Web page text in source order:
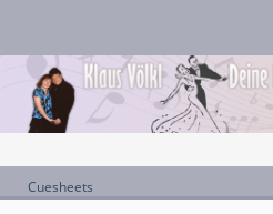
Cuesheets